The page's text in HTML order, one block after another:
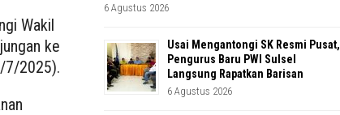
Wakil
ke
7/2025).
6 Agustus 2026
Usai Mengantongi SK Resmi Pusat,
Pengurus Baru PWI Sulsel
Langsung Rapatkan Barisan
6 Agustus 2026